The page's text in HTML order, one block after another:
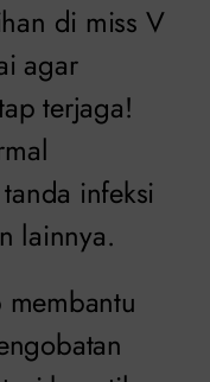
di miss V
agar
terjaga!
infeksi
lainnya.